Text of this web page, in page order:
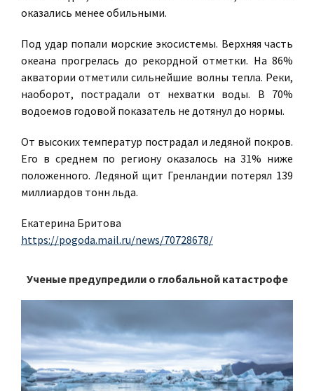
оказались менее обильными.
Под удар попали морские экосистемы. Верхняя часть
океана прогрелась до рекордной отметки. На 86%
акватории отметили сильнейшие волны тепла. Реки,
наоборот, пострадали от нехватки воды. В 70%
водоемов годовой показатель не дотянул до нормы.
От высоких температур пострадал и ледяной покров.
Его в среднем по региону оказалось на 31% ниже
положенного. Ледяной щит Гренландии потерял 139
миллиардов тонн льда.
Екатерина Бритова
https://pogoda.mail.ru/news/70728678/
Ученые предупредили о глобальной катастрофе